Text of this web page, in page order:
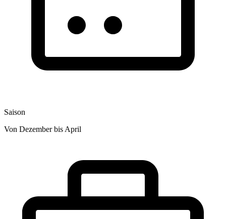
Saison
Von Dezember bis April